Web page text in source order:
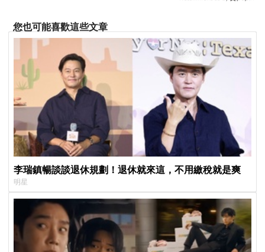
您也可能喜歡這些文章
李瑞鎮暢談談退休規劃！退休就來這，不用繳稅就是爽
明星